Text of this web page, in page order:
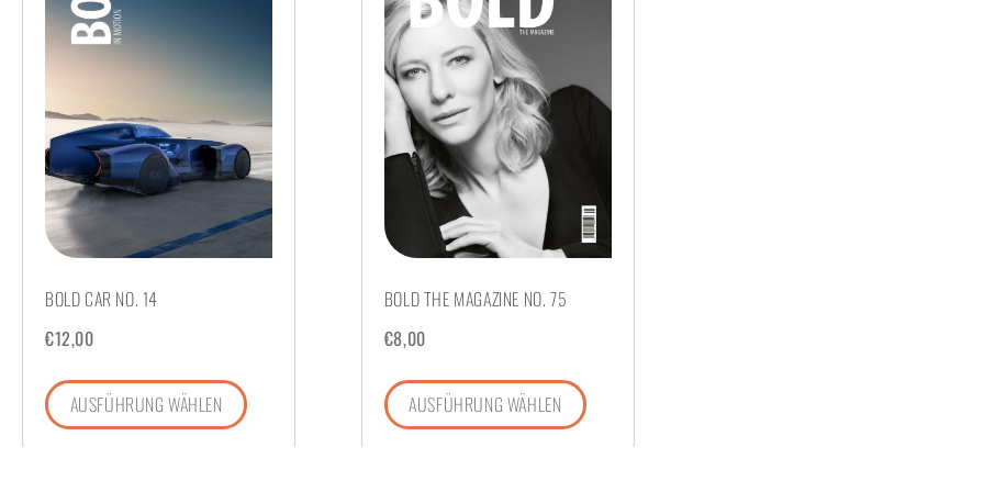
BOLD CAR NO. 14
€12,00
AUSFÜHRUNG WÄHLEN
BOLD THE MAGAZINE NO. 75
€8,00
AUSFÜHRUNG WÄHLEN